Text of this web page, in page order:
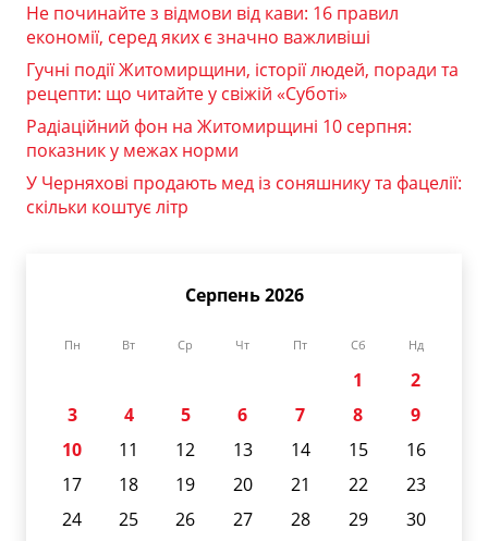
Не починайте з відмови від кави: 16 правил
економії, серед яких є значно важливіші
Гучні події Житомирщини, історії людей, поради та
рецепти: що читайте у свіжій «Суботі»
Радіаційний фон на Житомирщині 10 серпня:
показник у межах норми
У Черняхові продають мед із соняшнику та фацелії:
скільки коштує літр
Серпень 2026
Пн Вт Ср Чт Пт Сб Нд
1
2
3
4 5 6 7 8
9
10
11 12 13 14 15
16
17
18 19 20 21 22
23
24
25 26 27 28 29
30